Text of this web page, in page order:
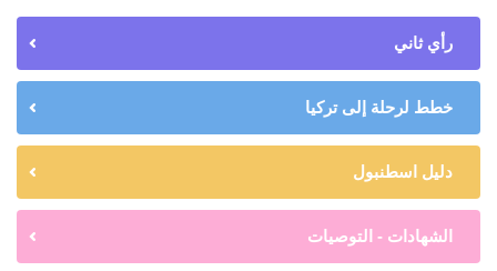
رأي ثاني
خطط لرحلة إلى تركيا
دليل اسطنبول
الشهادات - التوصيات